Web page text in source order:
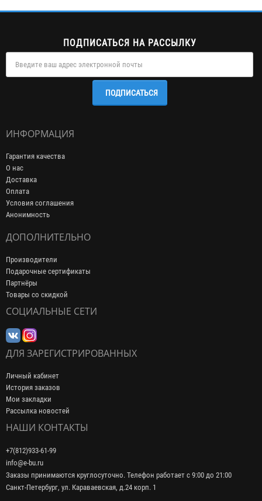
ПОДПИСАТЬСЯ НА РАССЫЛКУ
ПОДПИСАТЬСЯ
ИНФОРМАЦИЯ
Гарантия качества
О нас
Доставка
Оплата
Условия соглашения
Анонимность
ДОПОЛНИТЕЛЬНО
Производители
Подарочные сертификаты
Партнёры
Товары со скидкой
СОЦИАЛЬНЫЕ СЕТИ
ДЛЯ ЗАРЕГИСТРИРОВАННЫХ
Личный кабинет
История заказов
Мои закладки
Рассылка новостей
НАШИ КОНТАКТЫ
+7(812)933-61-99
info@e-bu.ru
Заказы принимаются круглосуточно. Телефон работает с 9:00 до 21:00
Санкт-Петербург, ул. Караваевская, д.24 корп. 1